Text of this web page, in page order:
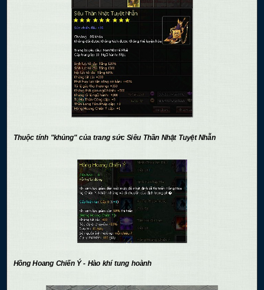
Thuộc tính "khủng" của trang sức Siêu Thần Nhật Tuyệt Nhẫn
Hồng Hoang Chiến Ý - Hào khí tung hoành